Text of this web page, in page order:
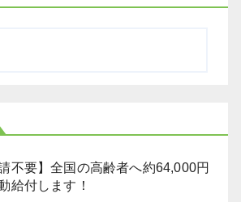
請不要】全国の高齢者へ約64,000円
給付します！